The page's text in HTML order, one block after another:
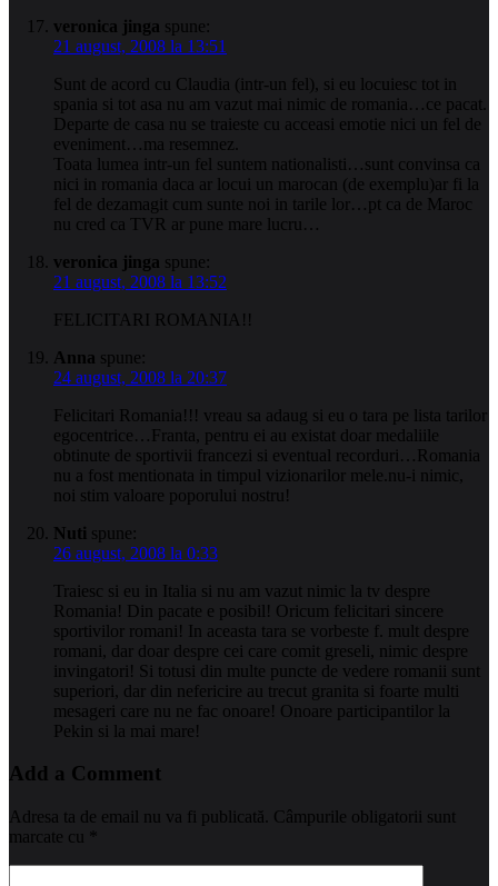
veronica jinga spune:
21 august, 2008 la 13:51
Sunt de acord cu Claudia (intr-un fel), si eu locuiesc tot in
spania si tot asa nu am vazut mai nimic de romania…ce pacat.
Departe de casa nu se traieste cu acceasi emotie nici un fel de
eveniment…ma resemnez.
Toata lumea intr-un fel suntem nationalisti…sunt convinsa ca
nici in romania daca ar locui un marocan (de exemplu)ar fi la
fel de dezamagit cum sunte noi in tarile lor…pt ca de Maroc
nu cred ca TVR ar pune mare lucru…
veronica jinga spune:
21 august, 2008 la 13:52
FELICITARI ROMANIA!!
Anna spune:
24 august, 2008 la 20:37
Felicitari Romania!!! vreau sa adaug si eu o tara pe lista tarilor
egocentrice…Franta, pentru ei au existat doar medaliile
obtinute de sportivii francezi si eventual recorduri…Romania
nu a fost mentionata in timpul vizionarilor mele.nu-i nimic,
noi stim valoare poporului nostru!
Nuti spune:
26 august, 2008 la 0:33
Traiesc si eu in Italia si nu am vazut nimic la tv despre
Romania! Din pacate e posibil! Oricum felicitari sincere
sportivilor romani! In aceasta tara se vorbeste f. mult despre
romani, dar doar despre cei care comit greseli, nimic despre
invingatori! Si totusi din multe puncte de vedere romanii sunt
superiori, dar din nefericire au trecut granita si foarte multi
mesageri care nu ne fac onoare! Onoare participantilor la
Pekin si la mai mare!
Add a Comment
Adresa ta de email nu va fi publicată. Câmpurile obligatorii sunt
marcate cu